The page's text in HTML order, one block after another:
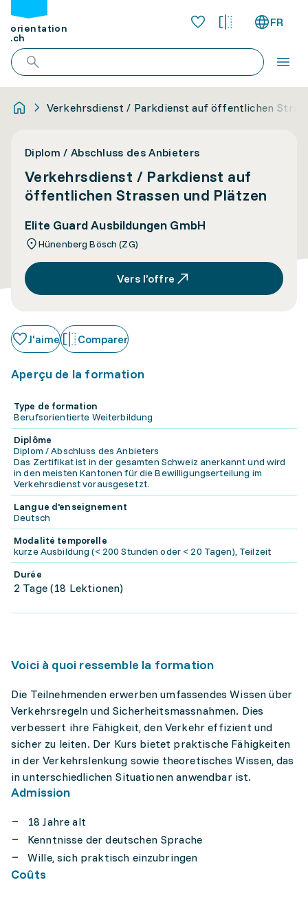
orientation
.ch
FR
Verkehrsdienst / Parkdienst auf öffentlichen
Diplom / Abschluss des Anbieters
Verkehrsdienst / Parkdienst auf
öffentlichen Strassen und Plätzen
Elite Guard Ausbildungen GmbH
Hünenberg Bösch (ZG)
Vers l’offre
J'aime Comparer
Aperçu de la formation
Type de formation
Berufsorientierte Weiterbildung
Diplôme
Diplom / Abschluss des Anbieters
Das Zertifikat ist in der gesamten Schweiz anerkannt und wird
in den meisten Kantonen für die Bewilligungserteilung im
Verkehrsdienst vorausgesetzt.
Langue d'enseignement
Deutsch
Modalité temporelle
kurze Ausbildung (< 200 Stunden oder < 20 Tagen), Teilzeit
Durée
2 Tage (18 Lektionen)
Voici à quoi ressemble la formation
Die Teilnehmenden erwerben umfassendes Wissen über
Verkehrsregeln und Sicherheitsmassnahmen. Dies
verbessert ihre Fähigkeit, den Verkehr effizient und
sicher zu leiten. Der Kurs bietet praktische Fähigkeiten
in der Verkehrslenkung sowie theoretisches Wissen, das
in unterschiedlichen Situationen anwendbar ist.
Admission
18 Jahre alt
Kenntnisse der deutschen Sprache
Wille, sich praktisch einzubringen
Coûts